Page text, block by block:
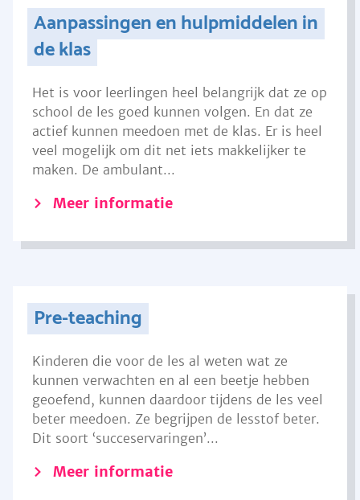
Aanpassingen en hulpmiddelen in
de klas
Het is voor leerlingen heel belangrijk dat ze op
school de les goed kunnen volgen. En dat ze
actief kunnen meedoen met de klas. Er is heel
veel mogelijk om dit net iets makkelijker te
maken. De ambulant...
Meer informatie
Pre-teaching
Kinderen die voor de les al weten wat ze
kunnen verwachten en al een beetje hebben
geoefend, kunnen daardoor tijdens de les veel
beter meedoen. Ze begrijpen de lesstof beter.
Dit soort ‘succeservaringen’...
Meer informatie